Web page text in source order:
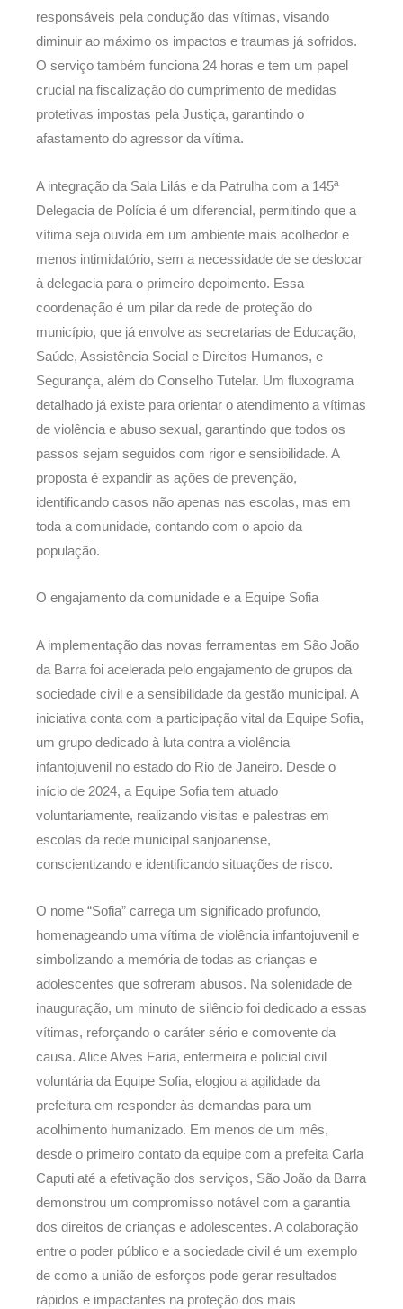
responsáveis pela condução das vítimas, visando
diminuir ao máximo os impactos e traumas já sofridos.
O serviço também funciona 24 horas e tem um papel
crucial na fiscalização do cumprimento de medidas
protetivas impostas pela Justiça, garantindo o
afastamento do agressor da vítima.
A integração da Sala Lilás e da Patrulha com a 145ª
Delegacia de Polícia é um diferencial, permitindo que a
vítima seja ouvida em um ambiente mais acolhedor e
menos intimidatório, sem a necessidade de se deslocar
à delegacia para o primeiro depoimento. Essa
coordenação é um pilar da rede de proteção do
município, que já envolve as secretarias de Educação,
Saúde, Assistência Social e Direitos Humanos, e
Segurança, além do Conselho Tutelar. Um fluxograma
detalhado já existe para orientar o atendimento a vítimas
de violência e abuso sexual, garantindo que todos os
passos sejam seguidos com rigor e sensibilidade. A
proposta é expandir as ações de prevenção,
identificando casos não apenas nas escolas, mas em
toda a comunidade, contando com o apoio da
população.
O engajamento da comunidade e a Equipe Sofia
A implementação das novas ferramentas em São João
da Barra foi acelerada pelo engajamento de grupos da
sociedade civil e a sensibilidade da gestão municipal. A
iniciativa conta com a participação vital da Equipe Sofia,
um grupo dedicado à luta contra a violência
infantojuvenil no estado do Rio de Janeiro. Desde o
início de 2024, a Equipe Sofia tem atuado
voluntariamente, realizando visitas e palestras em
escolas da rede municipal sanjoanense,
conscientizando e identificando situações de risco.
O nome “Sofia” carrega um significado profundo,
homenageando uma vítima de violência infantojuvenil e
simbolizando a memória de todas as crianças e
adolescentes que sofreram abusos. Na solenidade de
inauguração, um minuto de silêncio foi dedicado a essas
vítimas, reforçando o caráter sério e comovente da
causa. Alice Alves Faria, enfermeira e policial civil
voluntária da Equipe Sofia, elogiou a agilidade da
prefeitura em responder às demandas para um
acolhimento humanizado. Em menos de um mês,
desde o primeiro contato da equipe com a prefeita Carla
Caputi até a efetivação dos serviços, São João da Barra
demonstrou um compromisso notável com a garantia
dos direitos de crianças e adolescentes. A colaboração
entre o poder público e a sociedade civil é um exemplo
de como a união de esforços pode gerar resultados
rápidos e impactantes na proteção dos mais